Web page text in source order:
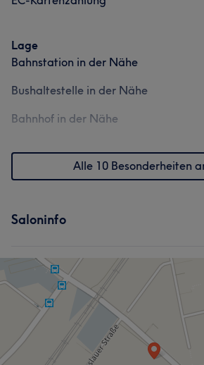
Was unsere Kunden über Olga sagen
Professionell 5
Lage
Bahnstation in der Nähe
Bushaltestelle in der Nähe
Bahnhof in der Nähe
Alle 10 Besonderheiten
Saloninfo